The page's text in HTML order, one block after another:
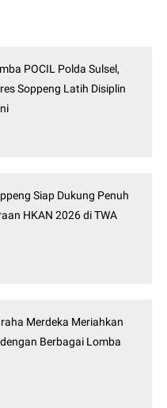
POCIL Polda Sulsel,
Soppeng Latih Disiplin
Siap Dukung Penuh
HKAN 2026 di TWA
Merdeka Meriahkan
Berbagai Lomba